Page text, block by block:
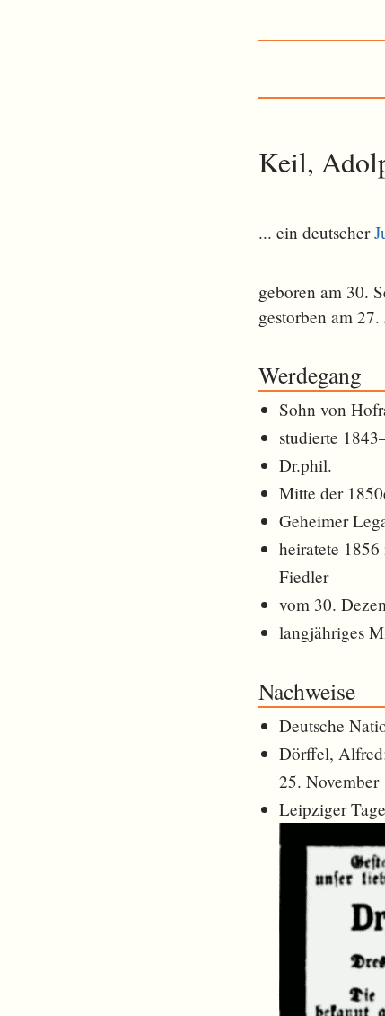
Keil,
... ein deutscher
geboren am 30.
gestorben am
Werdegang
Sohn von
studierte
Dr.phil.
Mitte der
Geheimer
heiratete
Fiedler
vom 30.
langjähriges
Nachweise
Deutsche
Dörffel,
25.
Leipziger